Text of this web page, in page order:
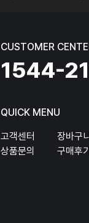
온라
CUSTOMER
1544-
QUICK MENU
고객센터 장바구
상품문의
구매후